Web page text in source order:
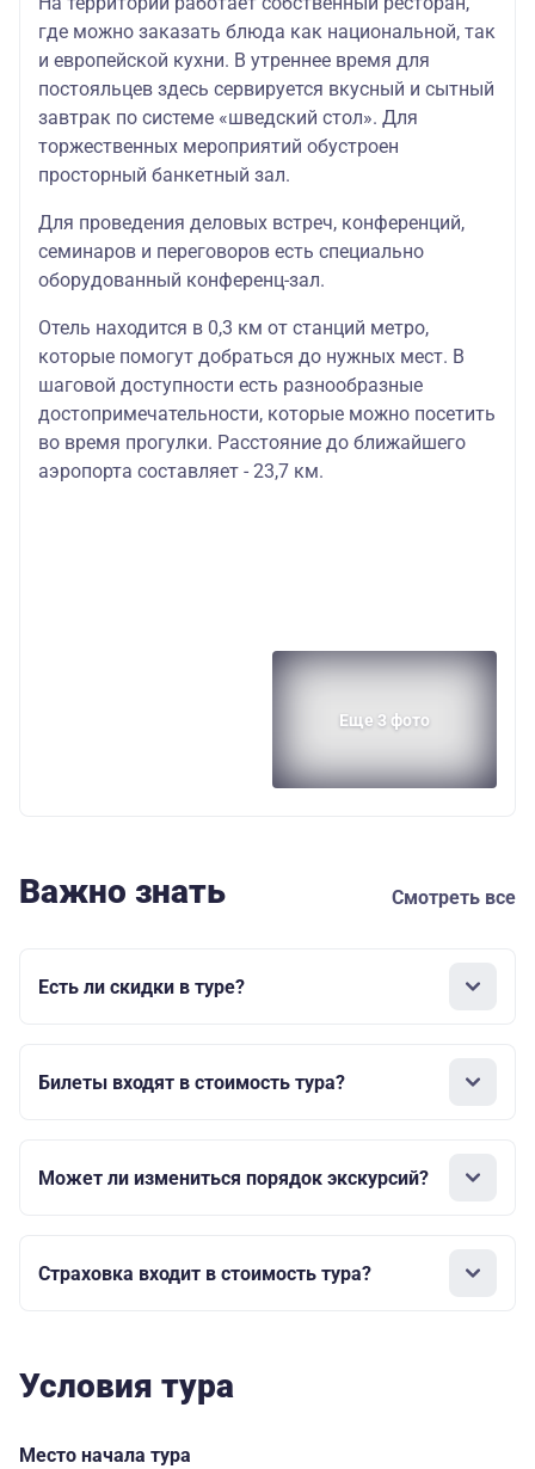
где можно заказать блюда как национальной, так
и европейской кухни. В утреннее время для
постояльцев здесь сервируется вкусный и сытный
завтрак по системе «шведский стол». Для
торжественных мероприятий обустроен
просторный банкетный зал.
Для проведения деловых встреч, конференций,
семинаров и переговоров есть специально
оборудованный конференц-зал.
Отель находится в 0,3 км от станций метро,
которые помогут добраться до нужных мест. В
шаговой доступности есть разнообразные
достопримечательности, которые можно посетить
во время прогулки. Расстояние до ближайшего
аэропорта составляет - 23,7 км.
Еще 3 фото
Важно знать Смотреть все
Есть ли скидки в туре?
Билеты входят в стоимость тура?
Может ли измениться порядок экскурсий?
Страховка входит в стоимость тура?
Условия тура
Место начала тура